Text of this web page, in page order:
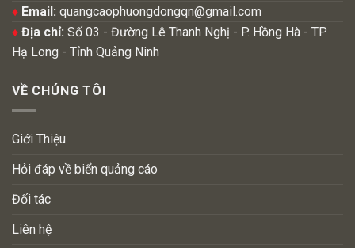
♦ Email: quangcaophuongdongqn@gmail.com
♦ Địa chỉ: Số 03 - Đường Lê Thanh Nghị - P. Hồng Hà - TP.
Hạ Long - Tỉnh Quảng Ninh
VỀ CHÚNG TÔI
Giới Thiệu
Hỏi đáp về biển quảng cáo
Đối tác
Liên hệ